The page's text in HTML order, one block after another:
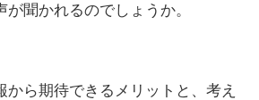
が聞かれるのでしょうか。
から期待できるメリットと、考え